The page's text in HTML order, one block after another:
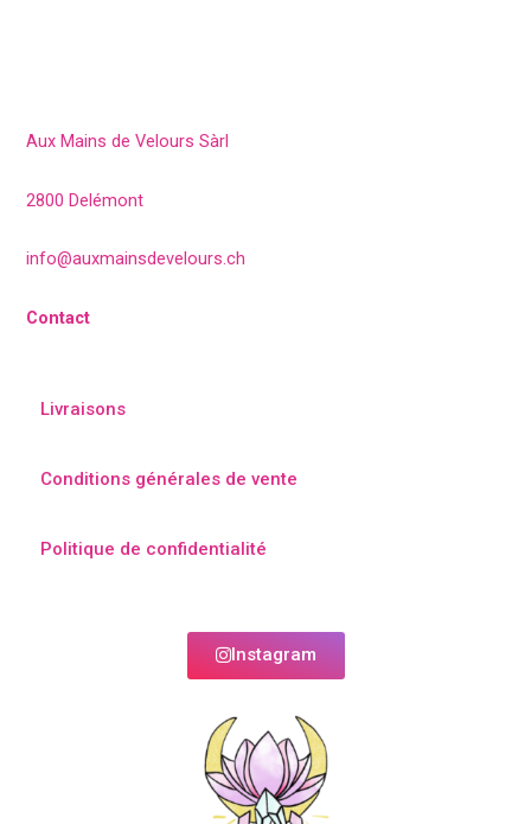
Aux Mains de Velours Sàrl
2800 Delémont
info@auxmainsdevelours.ch
Contact
Livraisons
Conditions générales de vente
Politique de confidentialité
Instagram